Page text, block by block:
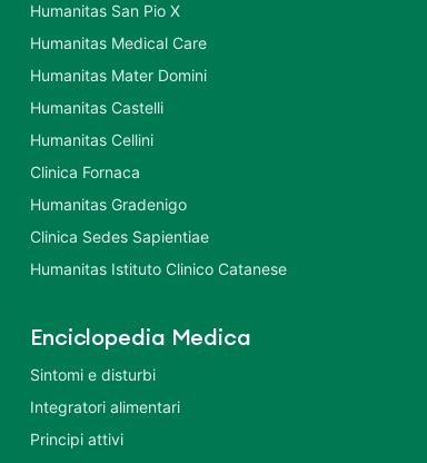
Humanitas San Pio X
Humanitas Medical Care
Humanitas Mater Domini
Humanitas Castelli
Humanitas Cellini
Clinica Fornaca
Humanitas Gradenigo
Clinica Sedes Sapientiae
Humanitas Istituto Clinico Catanese
Enciclopedia Medica
Sintomi e disturbi
Integratori alimentari
Principi attivi